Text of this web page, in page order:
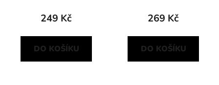
249 Kč
DO KOŠÍKU
269 Kč
DO KOŠÍKU